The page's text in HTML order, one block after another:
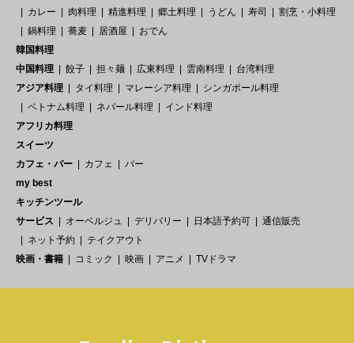
カレー
肉料理 精進料理 郷土料理 うどん 寿司
割烹・小料理
鍋料理
蕎麦 居酒屋
おでん
韓国料理
中国料理
餃子 担々麺 広東料理 雲南料理
台湾料理
アジア料理
タイ料理 マレーシア料理
シンガポール料理
ベトナム料理
ネパール料理
インド料理
アフリカ料理
スイーツ
カフェ・バー
カフェ
バー
my best
キッチンツール
サービス
オーベルジュ デリバリー 日本語予約可
通信販売
ネット予約
テイクアウト
映画・書籍
コミック 映画 アニメ TVドラマ